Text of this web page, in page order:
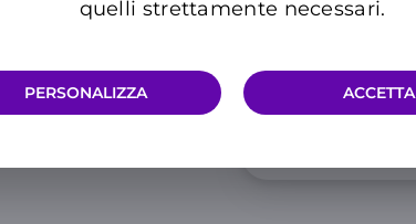
quelli strettamente necessari.
PERSONALIZZA ACCETTA